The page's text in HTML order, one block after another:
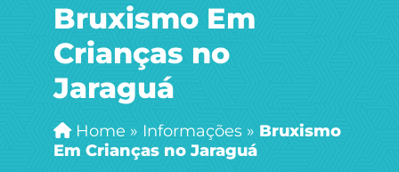
Bruxismo Em
Crianças no
Jaraguá
Home » Informações » Bruxismo
Em Crianças no Jaraguá